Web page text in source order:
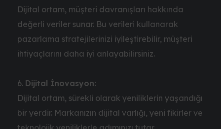
Dijital ortam, müşteri davranışları hakkında
değerli veriler sunar. Bu verileri kullanarak
pazarlama stratejilerinizi iyileştirebilir, müşteri
ihtiyaçlarını daha iyi anlayabilirsiniz.
Dijital İnovasyon:
Dijital ortam, sürekli olarak yeniliklerin yaşandığı
bir yerdir. Markanızın dijital varlığı, yeni fikirler ve